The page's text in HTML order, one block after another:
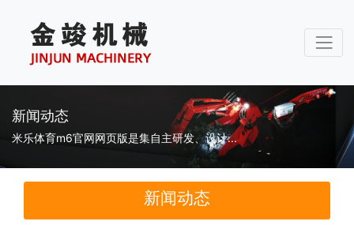
新闻动态
米乐体育m6官网网页版是集自主研发、设计...
新闻动态